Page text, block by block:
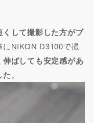
して撮影した方がブ
にNIKON D3100で撮
ばしても安定感があ
た。